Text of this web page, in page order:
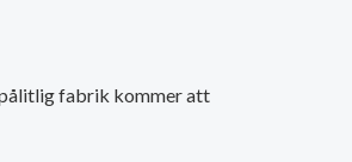
pålitlig fabrik kommer att